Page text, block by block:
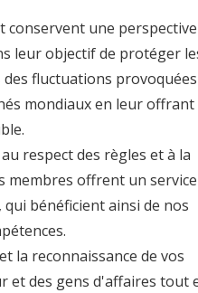
conservent une perspective
leur objectif de protéger
fluctuations provoquées
mondiaux en leur offrant
respect des règles et à la
membres offrent un service
bénéficient ainsi de nos
la reconnaissance de vos
et des gens d'affaires tout